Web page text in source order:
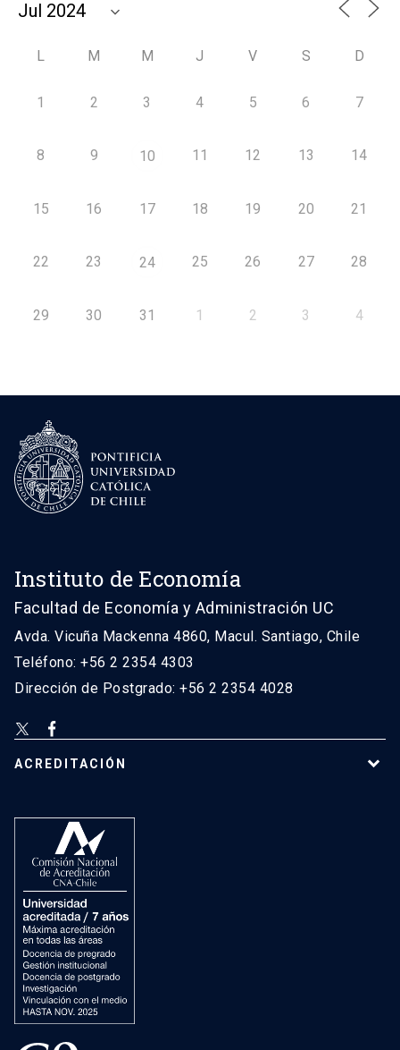
L M M J V S D
1 2 3 4 5 6 7
8 9 10 11 12 13 14
15 16 17 18 19 20 21
22 23 24 25 26 27 28
29 30 31 1 2 3 4
Instituto de Economía
Facultad de Economía y Administración UC
Avda. Vicuña Mackenna 4860, Macul. Santiago, Chile
Teléfono: +56 2 2354 4303
Dirección de Postgrado: +56 2 2354 4028
ACREDITACIÓN